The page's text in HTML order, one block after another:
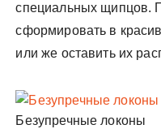
специальных щипцов.
сформировать в
или же оставить их
Безупречные локоны